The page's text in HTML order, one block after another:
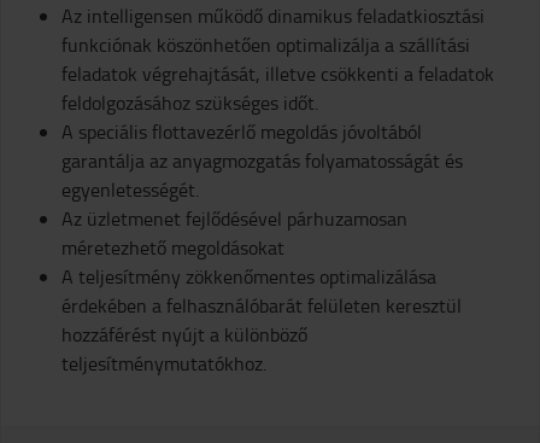
Az intelligensen működő dinamikus feladatkiosztási
funkciónak köszönhetően optimalizálja a szállítási
feladatok végrehajtását, illetve csökkenti a feladatok
feldolgozásához szükséges időt.
A speciális flottavezérlő megoldás jóvoltából
garantálja az anyagmozgatás folyamatosságát és
egyenletességét.
Az üzletmenet fejlődésével párhuzamosan
méretezhető megoldásokat
A teljesítmény zökkenőmentes optimalizálása
érdekében a felhasználóbarát felületen keresztül
hozzáférést nyújt a különböző
teljesítménymutatókhoz.